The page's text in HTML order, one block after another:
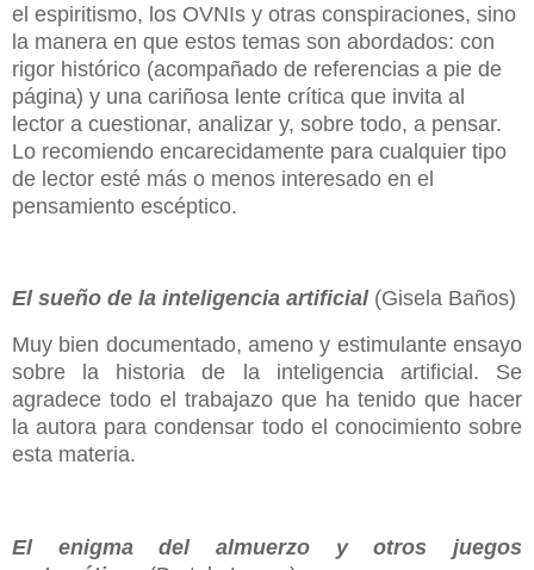
el espiritismo, los OVNIs y otras conspiraciones, sino
la manera en que estos temas son abordados: con
rigor histórico (acompañado de referencias a pie de
página) y una cariñosa lente crítica que invita al
lector a cuestionar, analizar y, sobre todo, a pensar.
Lo recomiendo encarecidamente para cualquier tipo
de lector esté más o menos interesado en el
pensamiento escéptico.
El sueño de la inteligencia artificial(Gisela Baños)
Muy bien documentado, ameno y estimulante ensayo
sobre la historia de la inteligencia artificial. Se
agradece todo el trabajazo que ha tenido que hacer
la autora para condensar todo el conocimiento sobre
esta materia.
El enigma del almuerzo y otros juegos